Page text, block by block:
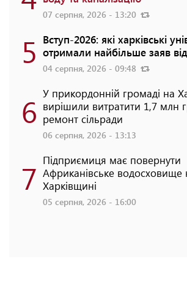
07 серпня, 2026 - 13:20
5 Вступ-2026: які харківські
отримали найбільше заяв від
04 серпня, 2026 - 09:48
6 У прикордонній громаді на
вирішили витратити 1,7 млн
ремонт сільради
06 серпня, 2026 - 13:13
7 Підприємиця має повернути
Африканівське водосховище
Харківщині
05 серпня, 2026 - 16:00